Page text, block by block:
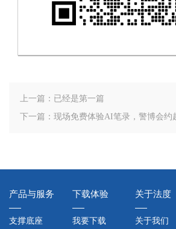
上一篇：已经是第一篇
下一篇：现场免费体验AI笔录，警博会约
产品与服务
支撑底座
下载体验
我要下载
关于法度
关于我们